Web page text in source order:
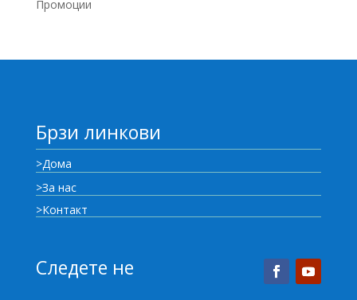
Промоции
Брзи линкови
>Дома
>За нас
>Контакт
Следете не